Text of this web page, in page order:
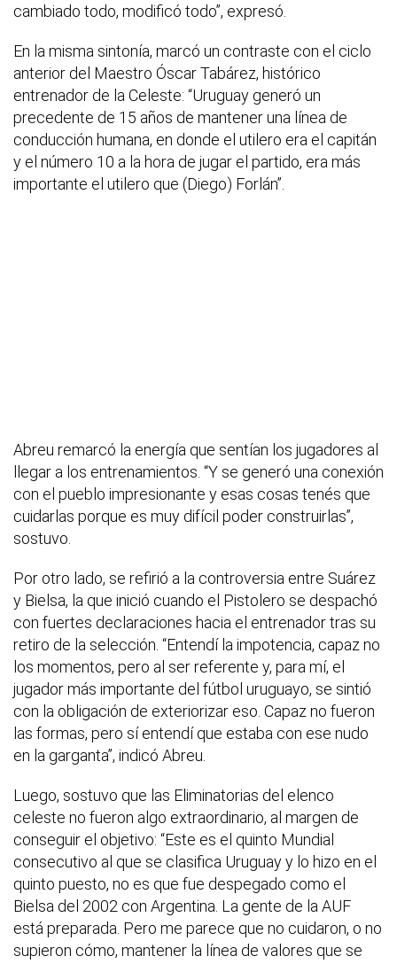
cambiado todo, modificó todo”, expresó.
En la misma sintonía, marcó un contraste con el ciclo
anterior del Maestro Óscar Tabárez, histórico
entrenador de la Celeste: “Uruguay generó un
precedente de 15 años de mantener una línea de
conducción humana, en donde el utilero era el capitán
y el número 10 a la hora de jugar el partido, era más
importante el utilero que (Diego) Forlán”.
Abreu remarcó la energía que sentían los jugadores al
llegar a los entrenamientos. “Y se generó una conexión
con el pueblo impresionante y esas cosas tenés que
cuidarlas porque es muy difícil poder construirlas”,
sostuvo.
Por otro lado, se refirió a la controversia entre Suárez
y Bielsa, la que inició cuando el Pistolero se despachó
con fuertes declaraciones hacia el entrenador tras su
retiro de la selección. “Entendí la impotencia, capaz no
los momentos, pero al ser referente y, para mí, el
jugador más importante del fútbol uruguayo, se sintió
con la obligación de exteriorizar eso. Capaz no fueron
las formas, pero sí entendí que estaba con ese nudo
en la garganta”, indicó Abreu.
Luego, sostuvo que las Eliminatorias del elenco
celeste no fueron algo extraordinario, al margen de
conseguir el objetivo: “Este es el quinto Mundial
consecutivo al que se clasifica Uruguay y lo hizo en el
quinto puesto, no es que fue despegado como el
Bielsa del 2002 con Argentina. La gente de la AUF
está preparada. Pero me parece que no cuidaron, o no
supieron cómo, mantener la línea de valores que se